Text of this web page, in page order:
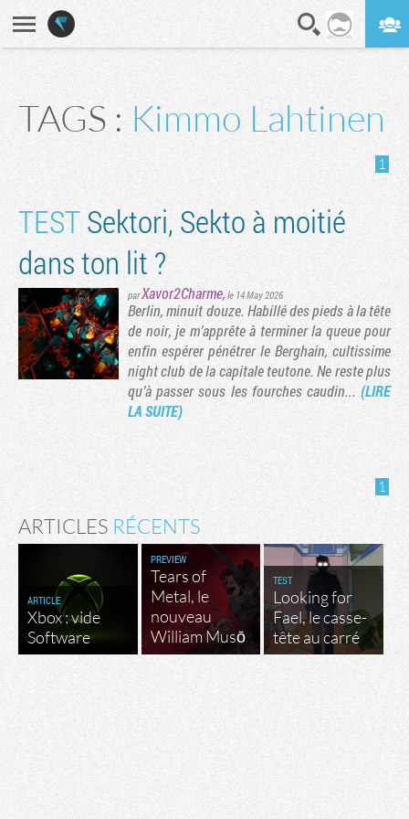
TAGS : Kimmo Lahtinen
1
TESTSektori, Sekto à moitié
dans ton lit ?
parXavor2Charme, le 14 May 2026
Berlin, minuit douze. Habillé des pieds à la tête
de noir, je m’apprête à terminer la queue pour
enfin espérer pénétrer le Berghain, cultissime
night club de la capitale teutone. Ne reste plus
qu’à passer sous les fourches caudin... (LIRE
LA SUITE)
1
ARTICLES RÉCENTS
ARTICLE
Xbox : vide
Software
PREVIEW
Tears of
Metal, le
nouveau
William Musō
TEST
Looking for
Fael, le casse-
tête au carré